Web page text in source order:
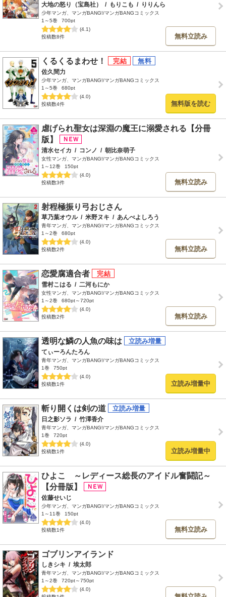
大地の怒り（宝島社） / もりこも / りりんら
少年マンガ、マンガBANG!/マンガBANGコミックス
1～5巻
700pt
(4.1)
投稿数8件
無料立読み
くるくるまわせ！
佐久間力
少年マンガ、マンガBANG!/マンガBANGコミックス
1～5巻
680pt
(4.0)
投稿数4件
無料版を読む
虐げられ聖女は深淵の魔王に溺愛される【分冊
版】
清水セイカ / コンノ / 朝比奈萌子
女性マンガ、マンガBANG!/マンガBANGコミックス
1～12巻
150pt
(4.0)
投稿数3件
無料立読み
射程極振り弓おじさん
草乃葉オウル / 米野ヌキ / あんべよしろう
青年マンガ、マンガBANG!/マンガBANGコミックス
1～2巻
680pt
(4.0)
投稿数2件
無料立読み
恋愛腐適合者
雪村こはる / 二河もにか
女性マンガ、マンガBANG!/マンガBANGコミックス
1～2巻
680pt～720pt
(4.0)
投稿数2件
無料立読み
透明な鱗の人魚の味は
てぃーろんたろん
青年マンガ、マンガBANG!/マンガBANGコミックス
1巻
750pt
(4.0)
投稿数1件
立読み増量中
斬り開くは剣の道
日之影ソラ / 竹澤香介
青年マンガ、マンガBANG!/マンガBANGコミックス
1巻
720pt
(4.0)
投稿数1件
立読み増量中
ひよこ ～レディース総長のアイドル奮闘記～
【分冊版】
佐藤せいじ
少年マンガ、マンガBANG!/マンガBANGコミックス
1～11巻
150pt
(4.0)
投稿数1件
無料立読み
ゴブリンアイランド
しきシキ / 埃太郎
青年マンガ、マンガBANG!/マンガBANGコミックス
1～2巻
720pt～750pt
(4.0)